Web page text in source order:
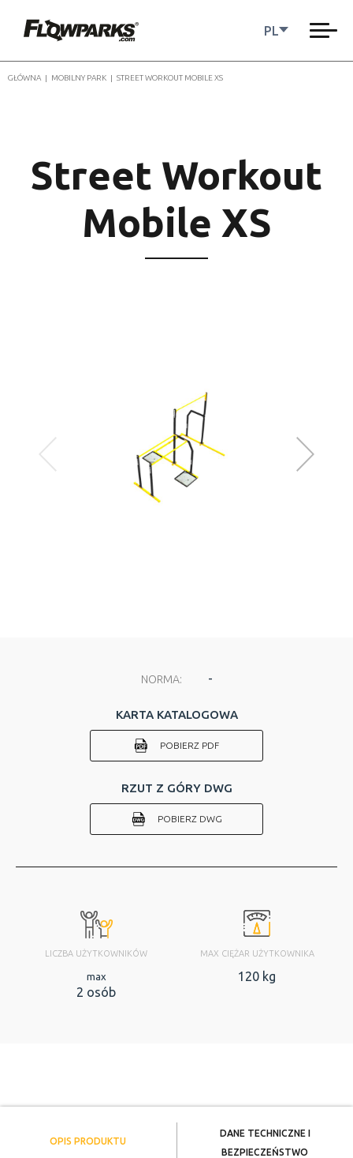
PL
GŁÓWNA | MOBILNY PARK | STREET WORKOUT MOBILE XS
Street Workout
Mobile XS
NORMA: -
KARTA KATALOGOWA
POBIERZ PDF
RZUT Z GÓRY DWG
POBIERZ DWG
LICZBA UŻYTKOWNIKÓW
max
2 osób
MAX CIĘŻAR UŻYTKOWNIKA
120 kg
OPIS PRODUKTU
DANE TECHNICZNE I
BEZPIECZEŃSTWO